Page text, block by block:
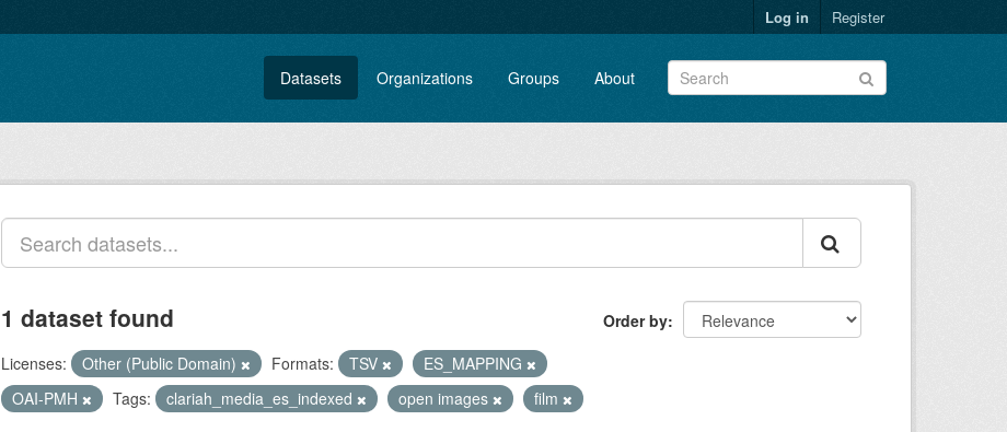
Log in Register
Datasets Organizations Groups About
Order by
1 dataset found
Licenses: Other (Public Domain) Formats: TSV
ES_MAPPING
OAI-PMH
Tags: clariah_media_es_indexed open images film